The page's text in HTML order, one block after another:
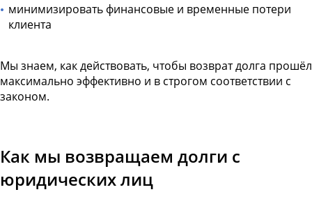
минимизировать финансовые и временные потери
клиента
Мы знаем, как действовать, чтобы возврат долга прошёл
максимально эффективно и в строгом соответствии с
законом.
Как мы возвращаем долги с
юридических лиц